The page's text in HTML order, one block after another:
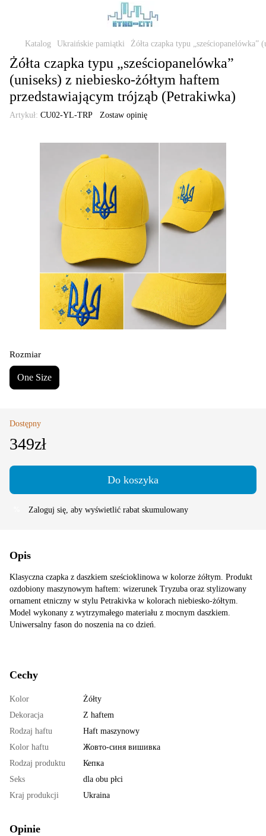
Katalog Ukraińskie pamiątki Żółta czapka typu
Żółta czapka typu „sześciopanelówka”
(uniseks) z niebiesko-żółtym haftem
przedstawiającym trójząb (Petrakiwka)
Artykuł: CU02-YL-TRP Zostaw opinię
Rozmiar
One Size
Dostępny
349zł
Do koszyka
Zaloguj się , aby wyświetlić rabat skumulowany
Opis
Klasyczna czapka z daszkiem sześcioklinowa w kolorze żółtym. Produkt
ozdobiony maszynowym haftem: wizerunek Tryzuba oraz stylizowany
ornament etniczny w stylu Petrakivka w kolorach niebiesko-żółtym.
Model wykonany z wytrzymałego materiału z mocnym daszkiem.
Uniwersalny fason do noszenia na co dzień.
Cechy
Kolor
Żółty
Dekoracja
Z haftem
Rodzaj haftu
Haft maszynowy
Kolor haftu
Жовто-синя вишивка
Rodzaj produktu
Кепка
Seks
dla obu płci
Kraj produkcji
Ukraina
Opinie